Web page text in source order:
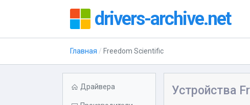
drivers-archive.net
Главная Freedom Scientific
Драйвера Устройства